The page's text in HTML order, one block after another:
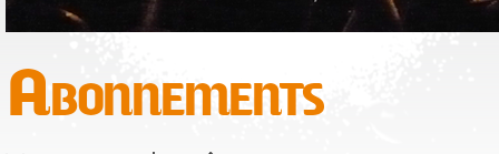
Abonnements